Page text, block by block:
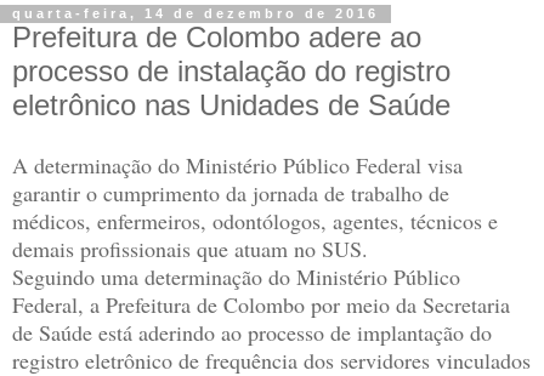
quarta-feira, 14 de dezembro de 2016
Prefeitura de Colombo adere ao
processo de instalação do registro
eletrônico nas Unidades de Saúde
A determinação do Ministério Público Federal visa
garantir o cumprimento da jornada de trabalho de
médicos, enfermeiros, odontólogos, agentes, técnicos e
demais profissionais que atuam no SUS.
Seguindo uma determinação do Ministério Público
Federal, a Prefeitura de Colombo por meio da Secretaria
de Saúde está aderindo ao processo de implantação do
registro eletrônico de frequência dos servidores vinculados